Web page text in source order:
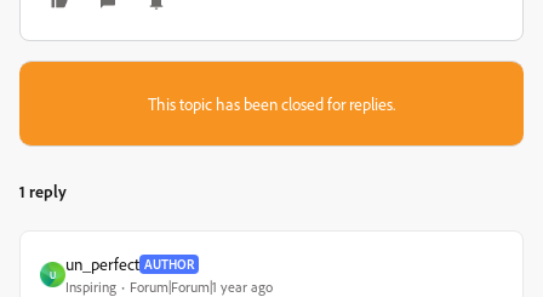
This topic has been closed for replies.
1 reply
U
un_perfect AUTHOR
Inspiring Forum|Forum|1 year ago